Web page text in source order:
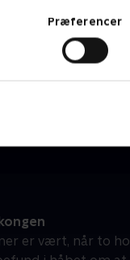
Præferencer
Hvem vil være
er vært, når to